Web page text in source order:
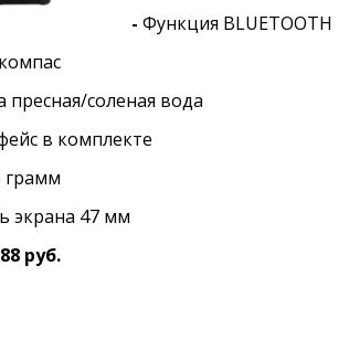
- Функция BLUETOOTH
пресная/соленая вода
в комплекте
грамм
экрана 47 мм
руб.